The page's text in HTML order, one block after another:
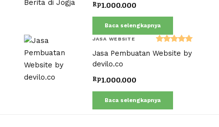
Rp1.000.000
Baca selengkapnya
JASA WEBSITE
Dinilai
5.00dari 5
Jasa Pembuatan Website by
devilo.co
Rp1.000.000
Baca selengkapnya